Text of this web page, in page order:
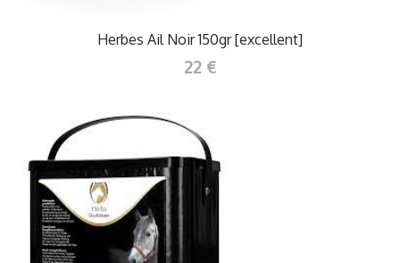
Herbes Ail Noir 150gr [excellent]
22 €